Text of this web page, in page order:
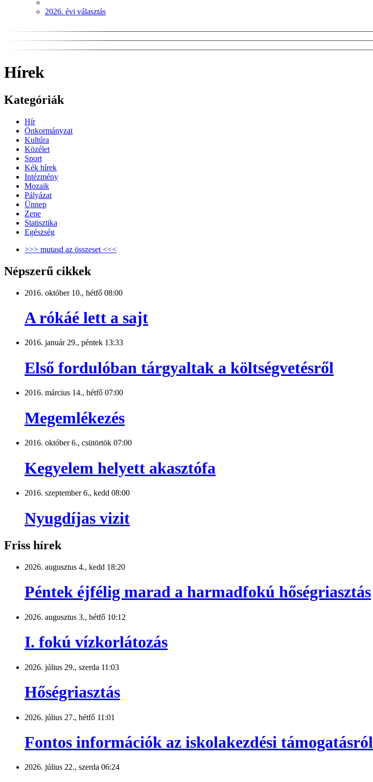
2026. évi választás
Hírek
Kategóriák
Hír
Önkormányzat
Kultúra
Közélet
Sport
Kék hírek
Intézmény
Mozaik
Pályázat
Ünnep
Zene
Statisztika
Egészség
>>> mutasd az összeset <<<
Népszerű cikkek
2016. október 10., hétfő 08:00
A rókáé lett a sajt
2016. január 29., péntek 13:33
Első fordulóban tárgyaltak a költségvetésről
2016. március 14., hétfő 07:00
Megemlékezés
2016. október 6., csütörtök 07:00
Kegyelem helyett akasztófa
2016. szeptember 6., kedd 08:00
Nyugdíjas vizit
Friss hírek
2026. augusztus 4., kedd 18:20
Péntek éjfélig marad a harmadfokú hőségriasztás
2026. augusztus 3., hétfő 10:12
I. fokú vízkorlátozás
2026. július 29., szerda 11:03
Hőségriasztás
2026. július 27., hétfő 11:01
Fontos információk az iskolakezdési támogatásról
2026. július 22., szerda 06:24